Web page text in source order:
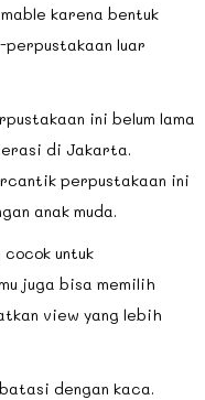
karena bentuk
luar
ini belum lama
di Jakarta.
perpustakaan ini
anak muda.
untuk
juga bisa memilih
view yang lebih
dengan kaca.